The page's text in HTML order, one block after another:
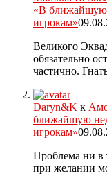
«В ближайшую
игрокам»
Великого
обязательно
частично.
Daryn&K к
ближайшую
игрокам»
Проблема ни в
при желании